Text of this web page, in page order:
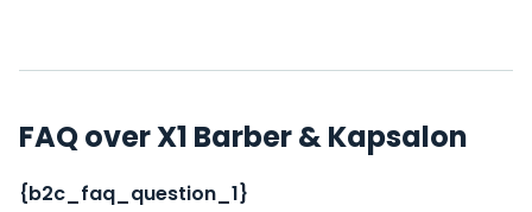
FAQ over X1 Barber & Kapsalon
{b2c_faq_question_1}